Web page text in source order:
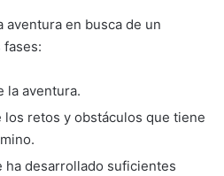
aventura en busca de un
la aventura.
los retos y obstáculos que tiene
ha desarrollado suficientes